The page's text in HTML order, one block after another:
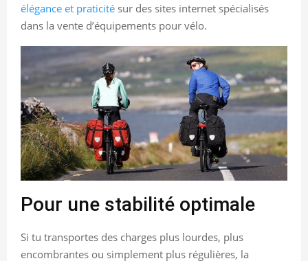
élégance et praticité sur des sites internet spécialisés
dans la vente d’équipements pour vélo.
Pour une stabilité optimale
Si tu transportes des charges plus lourdes, plus
encombrantes ou simplement plus régulières, la